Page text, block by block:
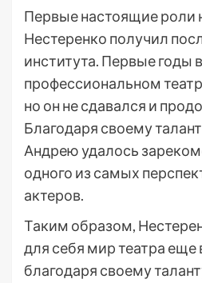
Первые настоящие роли
Нестеренко получил
института. Первые годы в
профессиональном
но он не сдавался и
Благодаря своему
Андрею удалось
одного из самых
актеров.
Таким образом,
для себя мир театра еще
благодаря своему